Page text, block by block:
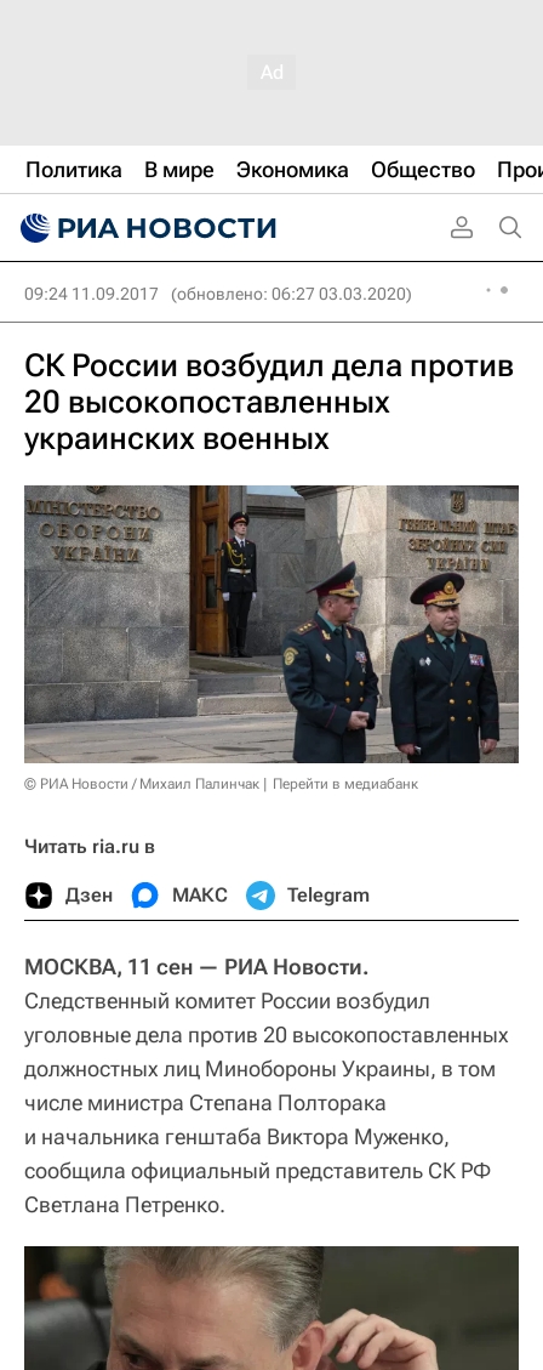
Политика В мире Экономика Общество
09:24 11.09.2017 (обновлено: 06:27 03.03.2020)
СК России возбудил дела против
20 высокопоставленных
украинских военных
© РИА Новости / Михаил Палинчак Перейти в медиабанк
Читать ria.ru в
Дзен МАКС Telegram
МОСКВА, 11 сен — РИА Новости.
Следственный комитет России возбудил
уголовные дела против 20 высокопоставленных
должностных лиц Минобороны Украины, в том
числе министра Степана Полторака
и начальника генштаба Виктора Муженко,
сообщила официальный представитель СК РФ
Светлана Петренко.